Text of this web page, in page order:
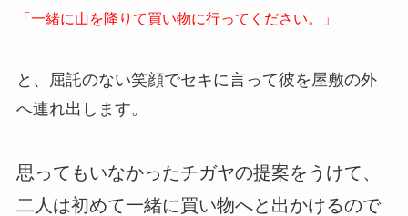
「一緒に山を降りて買い物に行ってください。」
と、屈託のない笑顔でセキに言って彼を屋敷の外
へ連れ出します。
思ってもいなかったチガヤの提案をうけて、
二人は初めて一緒に買い物へと出かけるので